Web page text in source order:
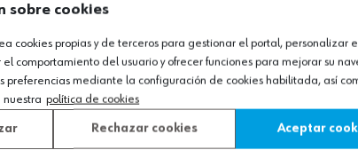
Loading...
sobre cookies
cookies propias y de terceros para gestionar el portal, personalizar
comportamiento del usuario y ofrecer funciones para mejorar su
preferencias mediante la configuración de cookies habilitada, así
nuestra política de cookies
Rechazar cookies Aceptar